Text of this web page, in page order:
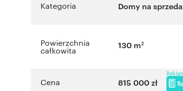
Kategoria Domy na
Powierzchnia
całkowita
130 m2
Cena 815 000 zł